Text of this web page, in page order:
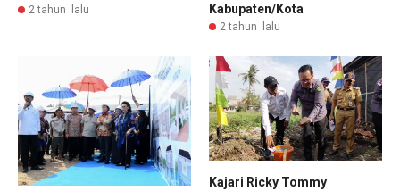
2 tahun lalu
Kabupaten/Kota
2 tahun lalu
Kajari Ricky Tommy